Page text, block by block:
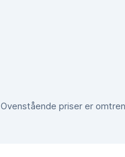
Ovenstående priser er